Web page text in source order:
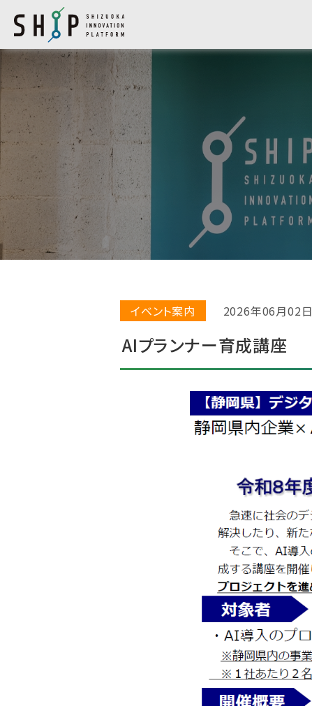
イベント案内 2026年06月02日
AIプランナー育成講座